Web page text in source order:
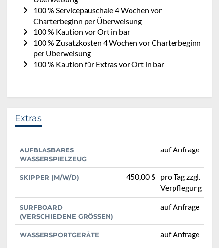
100 % Servicepauschale 4 Wochen vor
Charterbeginn per Überweisung
100 % Kaution vor Ort in bar
100 % Zusatzkosten 4 Wochen vor Charterbeginn
per Überweisung
100 % Kaution für Extras vor Ort in bar
Extras
AUFBLASBARES
WASSERSPIELZEUG
auf Anfrage
SKIPPER (M/W/D) 450,00 $ pro Tag zzgl.
Verpflegung
SURFBOARD
(VERSCHIEDENE GRÖSSEN)
auf Anfrage
WASSERSPORTGERÄTE auf Anfrage